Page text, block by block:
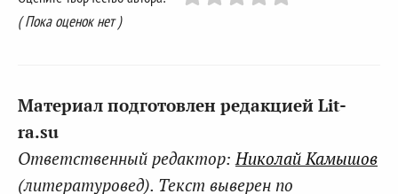
( Пока оценок нет )
Материал подготовлен редакцией Lit-
ra.su
Ответственный редактор: Николай Камышов
(литературовед). Текст выверен по